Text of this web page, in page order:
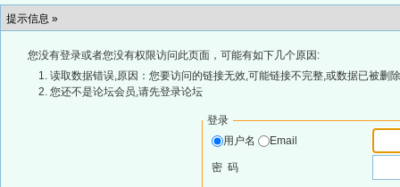
提示信息 »
您没有登录或者您没有权限访问此页面，可能有如下几个原因:
读取数据错误,原因：您要访问的链接无效,可能链接不完整,或数据已被删
您还不是论坛会员,请先登录论坛
登录
用户名
Email
密 码